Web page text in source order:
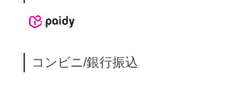
コンビニ/銀行振込